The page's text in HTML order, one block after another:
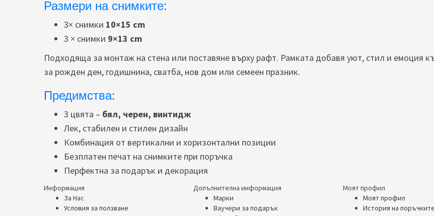
Размери на снимките:
3× снимки 10×15 cm
3 × снимки 9×13 cm
Подходяща за монтаж на стена или поставяне върху рафт. Рамката добавя уют, стил и емоция
за рожден ден, годишнина, сватба, нов дом или семеен празник.
Предимства:
3 цвята – бял, черен, винтидж
Лек, стабилен и стилен дизайн
Комбинация от вертикални и хоризонтални позиции
Безплатен печат на снимките при поръчка
Перфектна за подарък и декорация
Информация
За Нас
Условия за ползване
Допълнителна информация
Марки
Ваучери за подарък
Моят профил
Моят профил
История на поръчките